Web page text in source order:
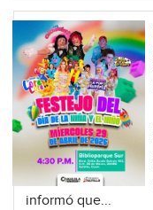
informó que...